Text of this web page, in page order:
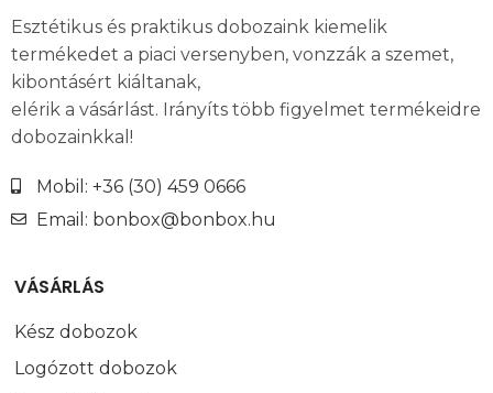
Esztétikus és praktikus dobozaink kiemelik
termékedet a piaci versenyben, vonzzák a szemet,
kibontásért kiáltanak,
elérik a vásárlást. Irányíts több figyelmet termékeidre
dobozainkkal!
Mobil: +36 (30) 459 0666
Email: bonbox@bonbox.hu
VÁSÁRLÁS
Kész dobozok
Logózott dobozok